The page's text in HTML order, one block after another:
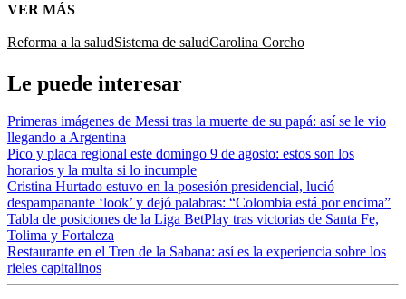
VER MÁS
Reforma a la saludSistema de saludCarolina Corcho
Le puede interesar
Primeras imágenes de Messi tras la muerte de su papá: así se le vio
llegando a Argentina
Pico y placa regional este domingo 9 de agosto: estos son los
horarios y la multa si lo incumple
Cristina Hurtado estuvo en la posesión presidencial, lució
despampanante ‘look’ y dejó palabras: “Colombia está por encima”
Tabla de posiciones de la Liga BetPlay tras victorias de Santa Fe,
Tolima y Fortaleza
Restaurante en el Tren de la Sabana: así es la experiencia sobre los
rieles capitalinos